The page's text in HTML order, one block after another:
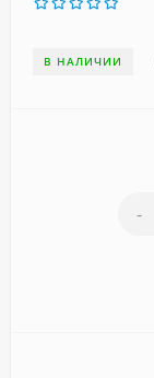
В НАЛИЧИИ
-